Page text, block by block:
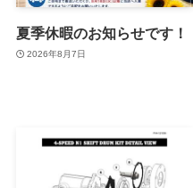
夏季休暇のお知らせです！
2026年8月7日